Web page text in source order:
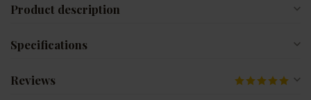
Product description
Specifications
Reviews